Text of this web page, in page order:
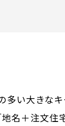
い大きな
名＋注文住